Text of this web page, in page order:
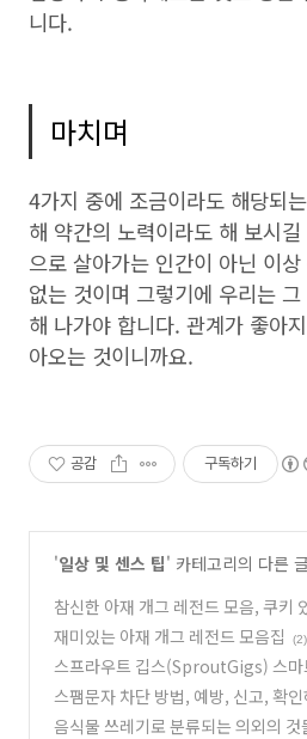
니다.
마치며
4가지 중에 조금이라도 해당되
해 약간의 노력이라도 해 보시
으로 살아가는 인간이 아닌 이
없는 것이며 그렇기에 우리는
해 나가야 합니다. 관계가 좋아
아오는 것이니까요.
공감 구독하기
'일상 및 센스 팁' 카테고리의 다른
참신한 아재 개그 레전드 모음, 쿠키
재미있는 아재 개그 레전드 모음집 (2)
스프라우트 깁스(SproutGigs) 스마
간단한 부업 소개
(0)
스팸문자 차단 방법, 예방, 신고, 확
수 정보
(0)
음식물 쓰레기로 분류되는 의외의